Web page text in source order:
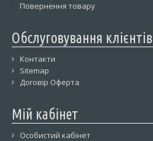
Повернення товару
Обслуговування клієнтів
Контакти
Sitemap
Договір Оферта
Мій кабінет
Особистий кабінет